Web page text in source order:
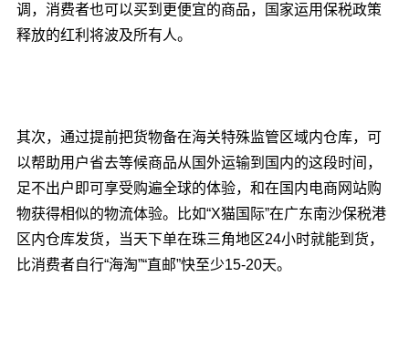
调，消费者也可以买到更便宜的商品，国家运用保税政策
释放的红利将波及所有人。
其次，通过提前把货物备在海关特殊监管区域内仓库，可
以帮助用户省去等候商品从国外运输到国内的这段时间，
足不出户即可享受购遍全球的体验，和在国内电商网站购
物获得相似的物流体验。比如“X猫国际”在广东南沙保税港
区内仓库发货，当天下单在珠三角地区24小时就能到货，
比消费者自行“海淘”“直邮”快至少15-20天。